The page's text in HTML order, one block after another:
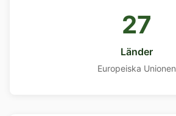
27
Länder
Europeiska Unionen